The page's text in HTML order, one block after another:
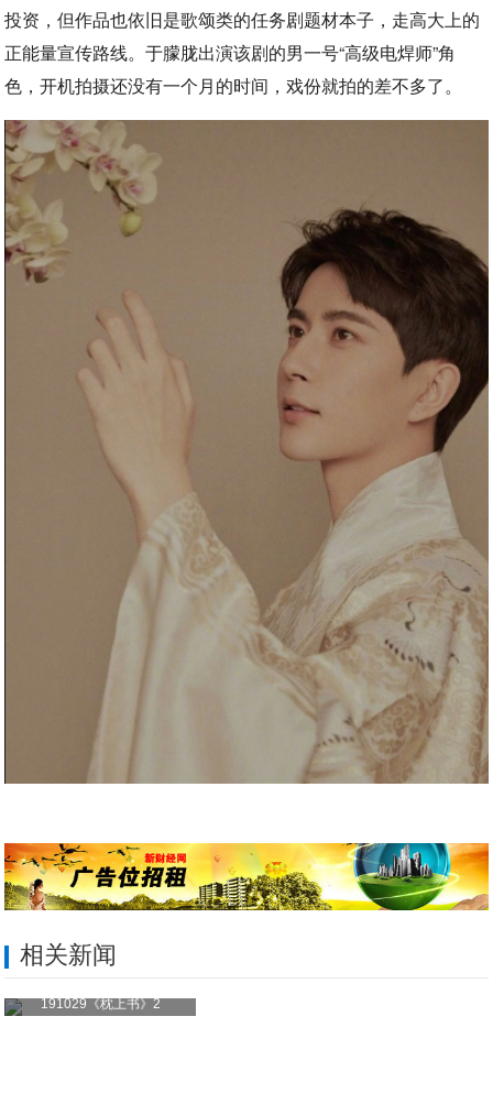
投资，但作品也依旧是歌颂类的任务剧题材本子，走高大上的
正能量宣传路线。于朦胧出演该剧的男一号“高级电焊师”角
色，开机拍摄还没有一个月的时间，戏份就拍的差不多了。
相关新闻
191029《枕上书》2